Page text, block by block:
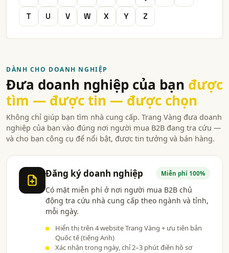
T
U V W X Y Z
DÀNH CHO DOANH NGHIỆP
Đưa doanh nghiệp của bạn được
tìm — được tin — được chọn
Không chỉ giúp bạn tìm nhà cung cấp. Trang Vàng đưa doanh
nghiệp của bạn vào đúng nơi người mua B2B đang tra cứu —
và cho bạn công cụ để nổi bật, được tin tưởng và bán hàng.
Đăng ký doanh nghiệp Miễn phí 100%
Có mặt miễn phí ở nơi người mua B2B chủ
động tra cứu nhà cung cấp theo ngành và tỉnh,
mỗi ngày.
Hiển thị trên 4 website Trang Vàng + ưu tiên bản
Quốc tế (tiếng Anh)
Xác nhận trong ngày, chỉ 2–3 phút điền hồ sơ